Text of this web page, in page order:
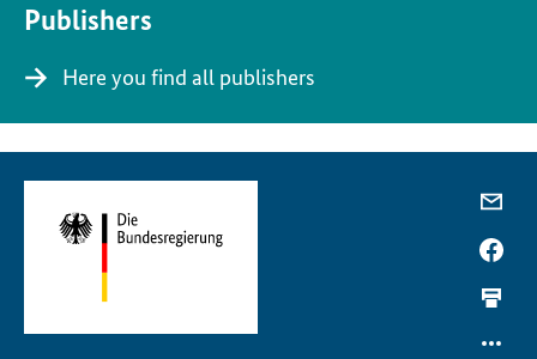
Publishers
Here you find all publishers